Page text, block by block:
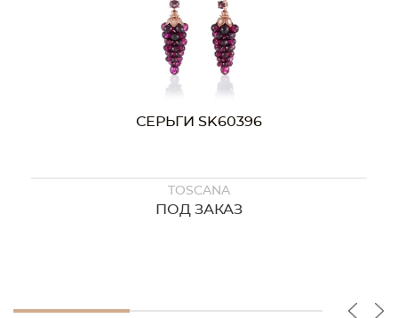
СЕРЬГИ SK60396
TOSCANA
ПОД ЗАКАЗ